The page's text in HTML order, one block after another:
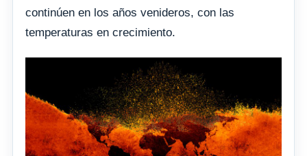
continúen en los años venideros, con las
temperaturas en crecimiento.